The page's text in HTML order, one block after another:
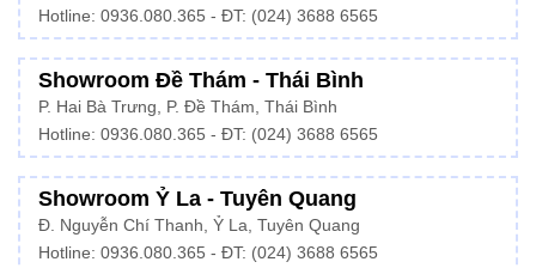
Hotline: 0936.080.365 - ĐT: (024) 3688 6565
Showroom Đề Thám - Thái Bình
P. Hai Bà Trưng, P. Đề Thám, Thái Bình
Hotline: 0936.080.365 - ĐT: (024) 3688 6565
Showroom Ỷ La - Tuyên Quang
Đ. Nguyễn Chí Thanh, Ỷ La, Tuyên Quang
Hotline: 0936.080.365 - ĐT: (024) 3688 6565